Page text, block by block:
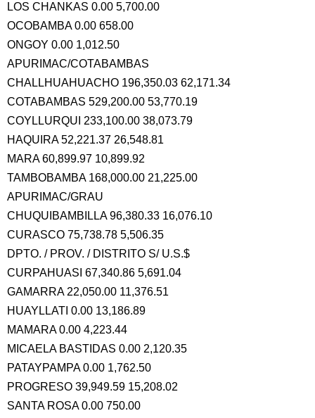
LOS CHANKAS 0.00 5,700.00
OCOBAMBA 0.00 658.00
ONGOY 0.00 1,012.50
APURIMAC/COTABAMBAS
CHALLHUAHUACHO 196,350.03 62,171.34
COTABAMBAS 529,200.00 53,770.19
COYLLURQUI 233,100.00 38,073.79
HAQUIRA 52,221.37 26,548.81
MARA 60,899.97 10,899.92
TAMBOBAMBA 168,000.00 21,225.00
APURIMAC/GRAU
CHUQUIBAMBILLA 96,380.33 16,076.10
CURASCO 75,738.78 5,506.35
DPTO. / PROV. / DISTRITO S/ U.S.$
CURPAHUASI 67,340.86 5,691.04
GAMARRA 22,050.00 11,376.51
HUAYLLATI 0.00 13,186.89
MAMARA 0.00 4,223.44
MICAELA BASTIDAS 0.00 2,120.35
PATAYPAMPA 0.00 1,762.50
PROGRESO 39,949.59 15,208.02
SANTA ROSA 0.00 750.00